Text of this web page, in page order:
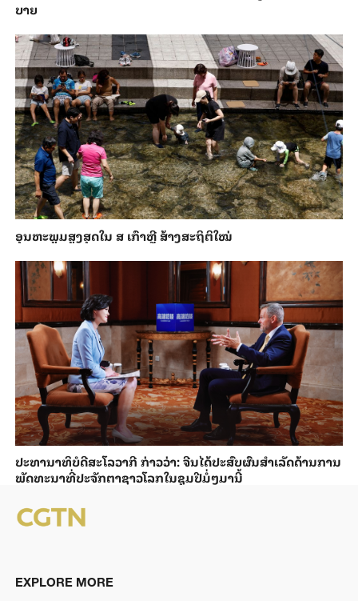
ບາຍ
ອຸນ​ຫະ​ພູມ​ສູງ​ສຸດ​​ໃນ ສ ເກົາຫຼີ ສ້າງ​ສະ​ຖິ​ຕິ​ໃໝ່
ປະ​ທາ​ນາ​ທິ​ບໍ​ດີ​ສະ​ໂລ​ວາ​ກີ ກ່າວ​ວ່າ: ຈີນ​ໄດ້​ປະ​ສົບ​ຜົ​ນ​ສຳ​ເລັດ​ດ້ານ​ການ​
ພັດ​ທະ​ນາ​ທີ່​ປະ​ຈັກ​ຕາ​ຊາວ​ໂລກ​ໃນ​ຊຸມ​ປີ​ມໍ່ໆ​ມາ​ນີ້
EXPLORE MORE